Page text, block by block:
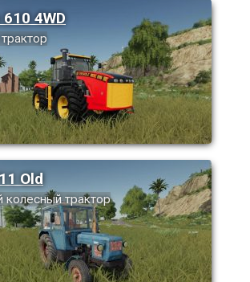
4WD
Old
колесный трактор